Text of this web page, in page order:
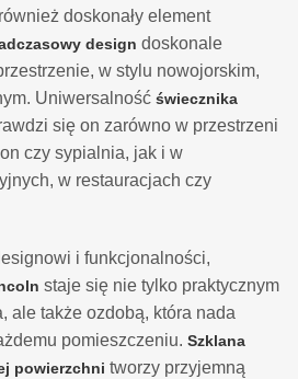
doskonały element
design doskonale
w stylu nowojorskim,
Uniwersalność świecznika
się on zarówno w przestrzeni
czy sypialnia, jak i w
w restauracjach czy
i funkcjonalności,
staje się nie tylko praktycznym
ale także ozdobą, która nada
pomieszczeniu. Szklana
powierzchni tworzy przyjemną